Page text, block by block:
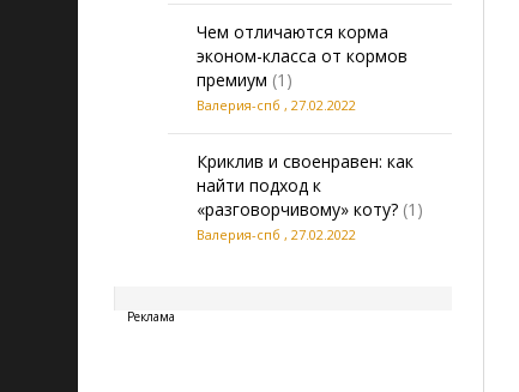
Чем отличаются корма
эконом-класса от кормов
премиум (1)
Валерия-спб , 27.02.2022
Криклив и своенравен: как
найти подход к
«разговорчивому» коту? (1)
Валерия-спб , 27.02.2022
Реклама